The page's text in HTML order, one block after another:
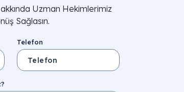
Uzman Hekimlerimiz
Sağlasın.
Telefon